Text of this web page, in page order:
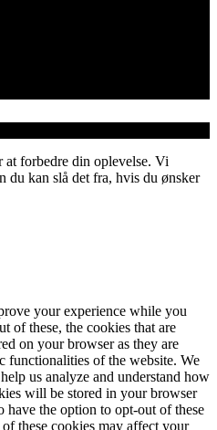
at forbedre din oplevelse. Vi
du kan slå det fra, hvis du ønsker
your experience while you
of these, the cookies that are
on your browser as they are
functionalities of the website. We
us analyze and understand how
will be stored in your browser
the option to opt-out of these
these cookies may affect your